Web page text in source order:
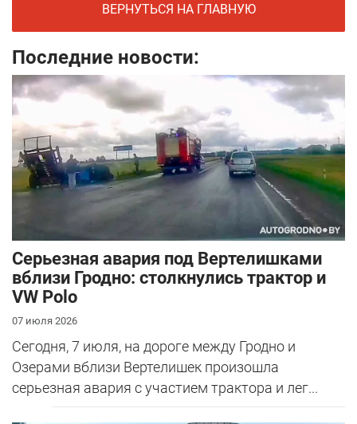
ВЕРНУТЬСЯ НА ГЛАВНУЮ
Последние новости:
Серьезная авария под Вертелишками
вблизи Гродно: столкнулись трактор и
VW Polo
07 июля 2026
Сегодня, 7 июля, на дороге между Гродно и
Озерами вблизи Вертелишек произошла
серьезная авария с участием трактора и лег...